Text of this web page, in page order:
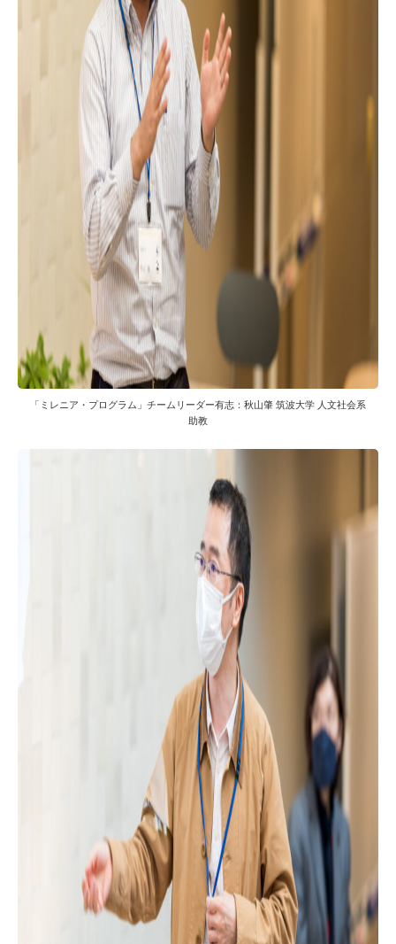
「ミレニア・プログラム」チームリーダー有志：秋山肇 筑波大学 人文社会系
助教